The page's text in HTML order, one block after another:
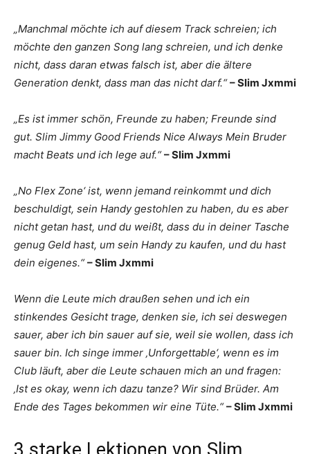
„Manchmal möchte ich auf diesem Track schreien; ich
möchte den ganzen Song lang schreien, und ich denke
nicht, dass daran etwas falsch ist, aber die ältere
Generation denkt, dass man das nicht darf.“– Slim Jxmmi
„Es ist immer schön, Freunde zu haben; Freunde sind
gut. Slim Jimmy Good Friends Nice Always Mein Bruder
macht Beats und ich lege auf.“– Slim Jxmmi
„No Flex Zone‘ ist, wenn jemand reinkommt und dich
beschuldigt, sein Handy gestohlen zu haben, du es aber
nicht getan hast, und du weißt, dass du in deiner Tasche
genug Geld hast, um sein Handy zu kaufen, und du hast
dein eigenes.“– Slim Jxmmi
Wenn die Leute mich draußen sehen und ich ein
stinkendes Gesicht trage, denken sie, ich sei deswegen
sauer, aber ich bin sauer auf sie, weil sie wollen, dass ich
sauer bin. Ich singe immer ‚Unforgettable‘, wenn es im
Club läuft, aber die Leute schauen mich an und fragen:
‚Ist es okay, wenn ich dazu tanze? Wir sind Brüder. Am
Ende des Tages bekommen wir eine Tüte.“– Slim Jxmmi